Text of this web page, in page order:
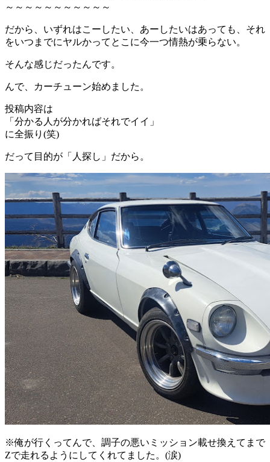
～～～～～～～～～～～
だから、いずれはこーしたい、あーしたいはあっても、それ
をいつまでにヤルかってとこに今一つ情熱が乗らない。
そんな感じだったんです。
んで、カーチューン始めました。
投稿内容は
「分かる人が分かればそれでイイ」
に全振り(笑)
だって目的が「人探し」だから。
※俺が行くってんで、調子の悪いミッション載せ換えてまで
Zで走れるようにしてくれてました。(涙)